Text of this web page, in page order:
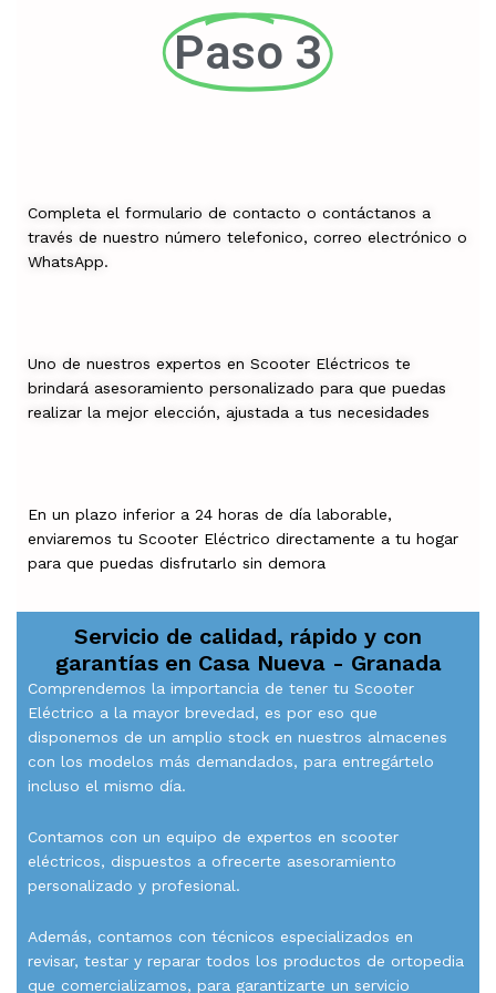
Paso 3
Completa el formulario de contacto o contáctanos a
través de nuestro número telefonico, correo electrónico o
WhatsApp.
Uno de nuestros expertos en Scooter Eléctricos te
brindará asesoramiento personalizado para que puedas
realizar la mejor elección, ajustada a tus necesidades
En un plazo inferior a 24 horas de día laborable,
enviaremos tu Scooter Eléctrico directamente a tu hogar
para que puedas disfrutarlo sin demora
Servicio de calidad, rápido y con
garantías en Casa Nueva - Granada
Comprendemos la importancia de tener tu Scooter
Eléctrico a la mayor brevedad, es por eso que
disponemos de un amplio stock en nuestros almacenes
con los modelos más demandados, para entregártelo
incluso el mismo día.
Contamos con un equipo de expertos en scooter
eléctricos, dispuestos a ofrecerte asesoramiento
personalizado y profesional.
Además, contamos con técnicos especializados en
revisar, testar y reparar todos los productos de ortopedia
que comercializamos, para garantizarte un servicio